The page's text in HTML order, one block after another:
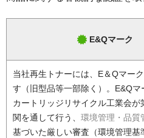
E&Qマーク
当社再生トナーには、E＆Qマー
す（旧型品等一部除く）。E&Qマ
カートリッジリサイクル工業会が
関を通して行う、 環境管理・品質
基づいた厳しい審査（環境管理基